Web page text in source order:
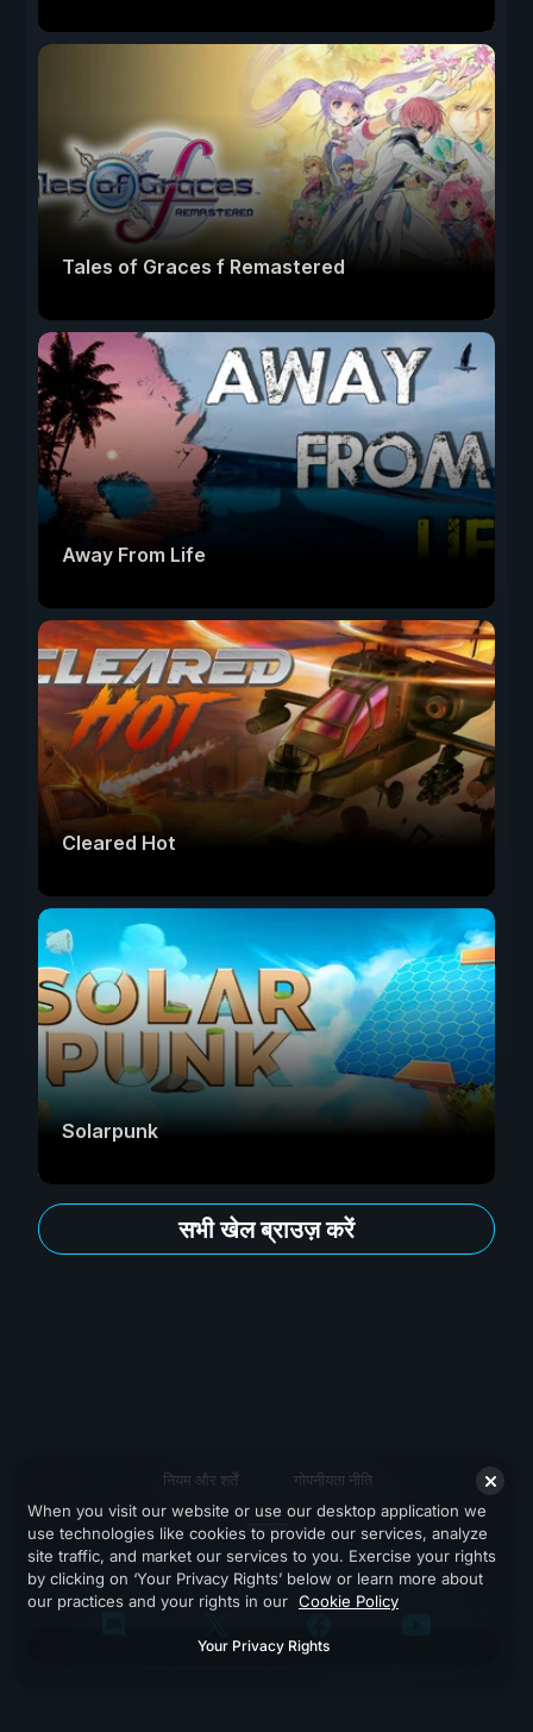
Tales of Graces f Remastered
Away From Life
Cleared Hot
Solarpunk
सभी खेल ब्राउज़ करें
नियम और शर्तें गोपनीयता नीति
सहायता
When you visit our website or use our desktop application we
use technologies like cookies to provide our services, analyze
site traffic, and market our services to you. Exercise your rights
by clicking on ‘Your Privacy Rights’ below or learn more about
our practices and your rights in our Cookie Policy
Your Privacy Rights